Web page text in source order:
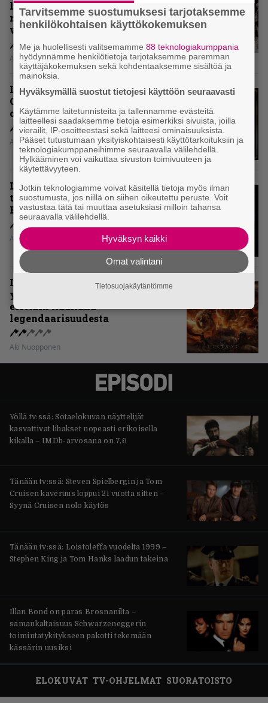
levytyksen jälkeen ei voi
mitenkään täyttää odotuksia. Vai
voiko?
Aki Nuopponen
Levyarvio: Dirkschneider & The
Old Gang -albumista ei aina tiedä,
onko se tosissaan tehty vai ei
Aki Nuopponen
Levyarvio: Onko Steelbound jo
täydellisintä mahdollista Battle
Beastia?
Aki Nuopponen
Levyarvio: Sabaton on
yhdennellätoista albumillaan
erittäin kaukana
legendaarisuudesta
Aki Nuopponen
Yöllä tv:ssä: Sotaelokuvan näyttelijät
kasvattivat lihakset nopeasti erikoisella
kikalla – IMDb-arvosana on 7,6
Tänään tv:ssä: Steven Spielbergin ja Tom
Cruisen kaveruus loppui 21 vuotta sitten –
Syynä Cruisen nolo käytös
Tänään tv:ssä: Loistoleffa vuodelta 1999 –
Stephen King ja Tom Hanks laadun takeina
Illan Bond on paras Brosnanilta –
samankaltaisuus Schwarzeneggerin
toimintatykitykseen pakotti tekemään
kässärin uusiksi
ELOKUVAT TV-OHJELMAT SUORATOISTO
Tarvitsemme suostumuksesi tarjotaksemme
henkilökohtaisen käyttökokemuksen
Me ja huolellisesti valitsemamme88 teknologiakumppania
hyödynnämme henkilötietoja tarjotaksemme paremman
käyttäjäkokemuksen sekä kohdentaaksemme sisältöä ja
mainoksia.
Hyväksymällä suostut tietojesi käyttöön seuraavasti
Käytämme laitetunnisteita ja tallennamme evästeitä
laitteellesi saadaksemme tietoja esimerkiksi sivuista, joilla
vierailit, IP-osoitteestasi sekä laitteesi ominaisuuksista.
Pääset tutustumaan yksityiskohtaisesti käyttötarkoituksiin ja
teknologiakumppaneihimme seuraavalla välilehdellä.
Hylkääminen voi vaikuttaa sivuston toimivuuteen ja
käytettävyyteen.
Jotkin teknologiamme voivat käsitellä tietoja myös ilman
suostumusta, jos niillä on siihen oikeutettu peruste. Voit
vastustaa tätä tai muuttaa asetuksiasi milloin tahansa
seuraavalla välilehdellä.
Hyväksyn kaikki
Omat valintani
Tietosuojakäytäntömme